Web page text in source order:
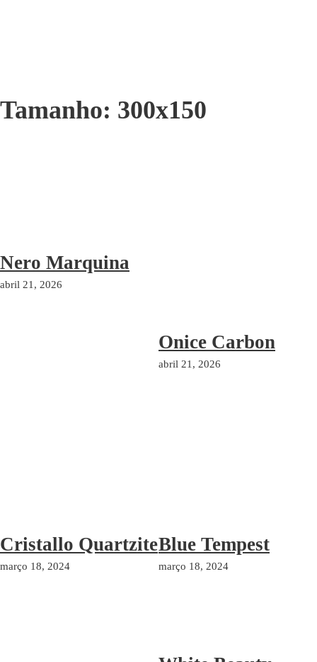
Tamanho: 300x150
Nero Marquina
abril 21, 2026
Onice Carbon
abril 21, 2026
Cristallo Quartzite
março 18, 2024
Blue Tempest
março 18, 2024